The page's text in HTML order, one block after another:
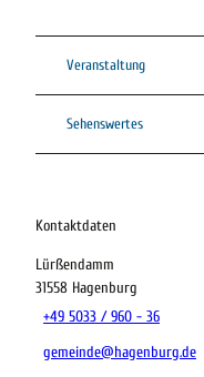
Veranstaltung
Sehenswertes
Kontaktdaten
Lürßendamm
31558 Hagenburg
+49 5033 / 960 - 36
gemeinde@hagenburg.de